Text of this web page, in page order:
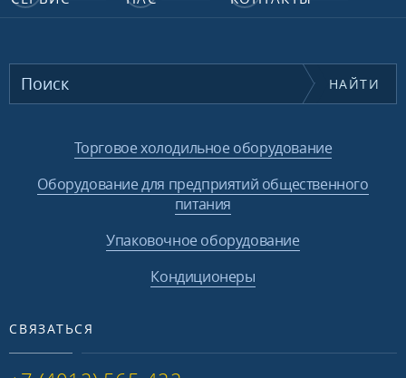
НАЙТИ
Торговое холодильное оборудование
Оборудование для предприятий общественного
питания
Упаковочное оборудование
Кондиционеры
СВЯЗАТЬСЯ